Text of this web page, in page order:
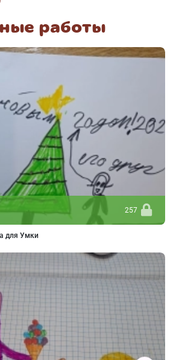
работы
257
для Умки